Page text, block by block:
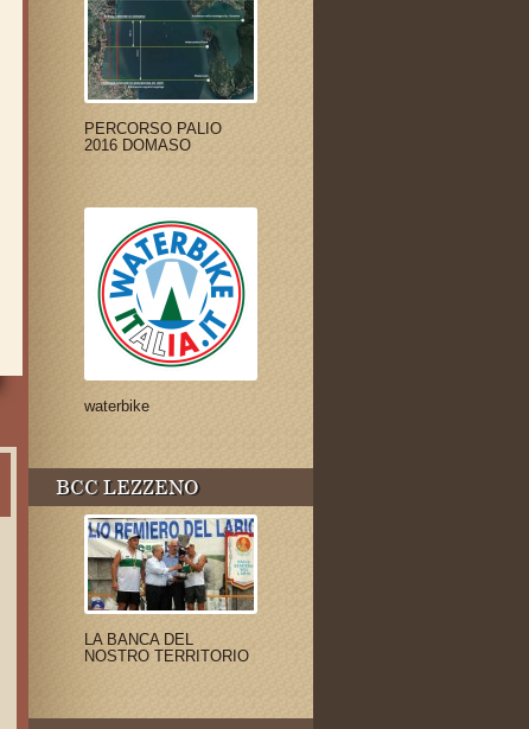
PERCORSO PALIO
2016 DOMASO
waterbike
BCC LEZZENO
LA BANCA DEL
NOSTRO TERRITORIO